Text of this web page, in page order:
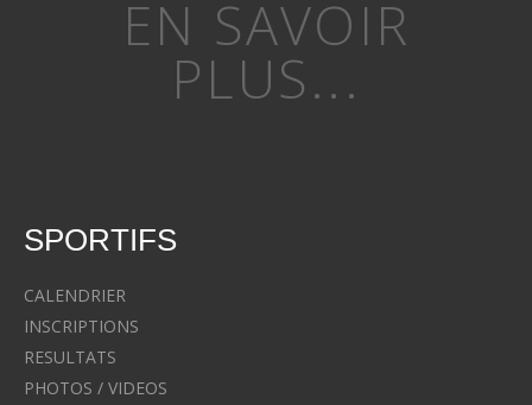
EN SAVOIR
PLUS...
SPORTIFS
CALENDRIER
INSCRIPTIONS
RESULTATS
PHOTOS / VIDEOS